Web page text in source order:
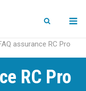
assurance RC Pro
RC Pro